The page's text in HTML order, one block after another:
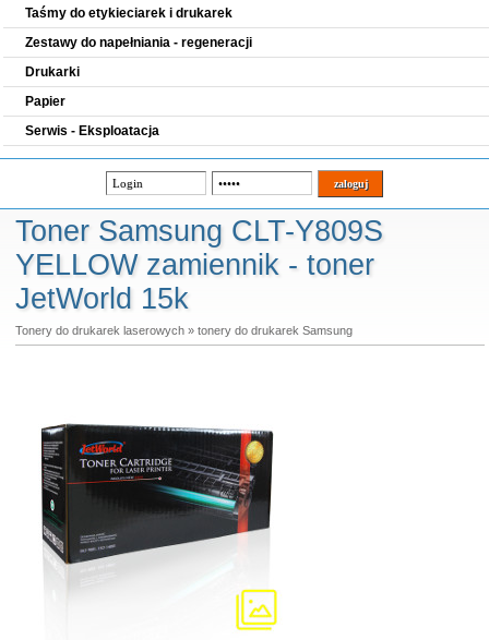
Taśmy do etykieciarek i drukarek
Zestawy do napełniania - regeneracji
Drukarki
Papier
Serwis - Eksploatacja
Toner Samsung CLT-Y809S
YELLOW zamiennik - toner
JetWorld 15k
Tonery do drukarek laserowych» tonery do drukarek Samsung